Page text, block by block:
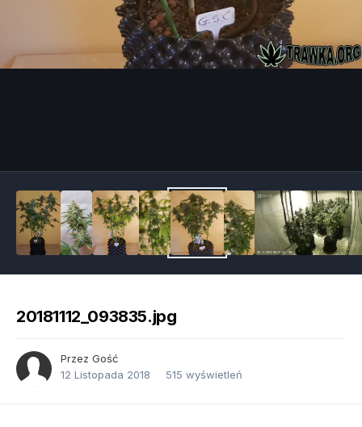
20181112_093835.jpg
Przez Gość
12 Listopada 2018
515 wyświetleń